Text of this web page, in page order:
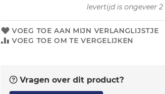
levertijd is ongeveer
VOEG TOE AAN MIJN VERLANGLIJSTJE
VOEG TOE OM TE VERGELIJKEN
Vragen over dit product?